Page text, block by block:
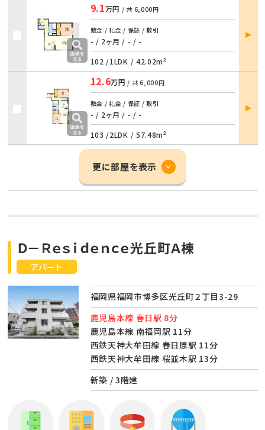
9.1万円 / 共 6,000円
敷金 / 礼金 / 保証 / 敷引
- / 2ヶ月 / - / -
102 /1LDK / 42.02m²
部屋
詳細
12.6万円 / 共6,000円
敷金 / 礼金 / 保証 / 敷引
- / 2ヶ月 / - / -
103 /2LDK / 57.48m²
部屋
詳細
更に部屋を表示
アパート
Ｄ－Ｒｅｓｉｄｅｎｃｅ光丘町Ａ棟
福岡県福岡市博多区光丘町２丁目3-29
鹿児島本線 春日駅 8分
鹿児島本線 南福岡駅 11分
西鉄天神大牟田線 春日原駅 11分
西鉄天神大牟田線 桜並木駅 13分
新築 / 3階建